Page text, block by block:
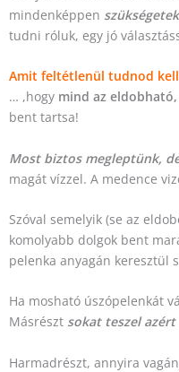
mindenképpen
tudni róluk, egy jó
Amit feltétlenül tudnod
… ,hogy mind az
bent tartsa!
Most biztos megleptünk,
magát vízzel. A medence
Szóval semelyik (se az
komolyabb dolgok bent
pelenka anyagán keresztül
Ha mosható úszópelenkát
Másrészt sokat teszel
Harmadrészt, annyira